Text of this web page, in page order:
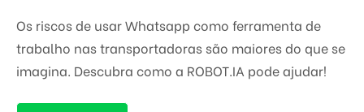
Os riscos de usar Whatsapp como ferramenta de
trabalho nas transportadoras são maiores do que se
imagina. Descubra como a ROBOT.IA pode ajudar!